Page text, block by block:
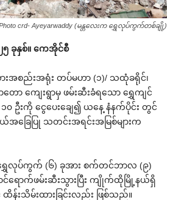
crd- Ayeyarwaddy (မန္တလေးက ရွှေလုပ်ကွက်တစ်ချို့)
ခုနှစ်။ ကေအိုင်စီ
အစည်းအရုံး တပ်မဟာ (၁)/ သထုံခရိုင်၊
ာ ကျေးရွာမှ ဖမ်းဆီးခံရသော ရွှေကျင်
ဦးကို ငွေပေးချေ၍ ယနေ့ နံနက်ပိုင်း တွင်
အခြေပြု သတင်းအရင်းအမြစ်များက
ရွှေလုပ်ကွက် (၆) ခုအား စက်တင်ဘာလ (၉)
ရောက်ဖမ်းဆီးသွားပြီး ကျိုက်ထိုမြို့နယ်ရှိ
ထိန်းသိမ်းထားခြင်းလည်း ဖြစ်သည်။